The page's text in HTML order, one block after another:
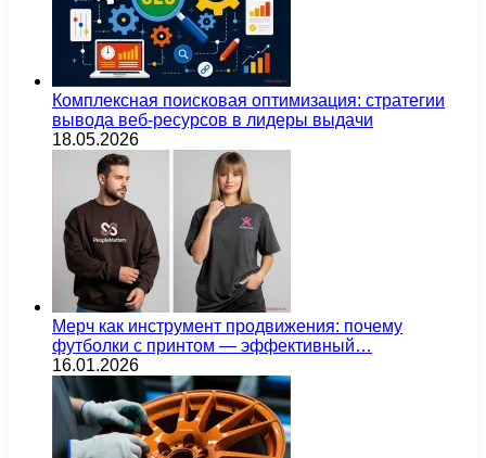
Комплексная поисковая оптимизация: стратегии
вывода веб-ресурсов в лидеры выдачи
18.05.2026
Мерч как инструмент продвижения: почему
футболки с принтом — эффективный…
16.01.2026